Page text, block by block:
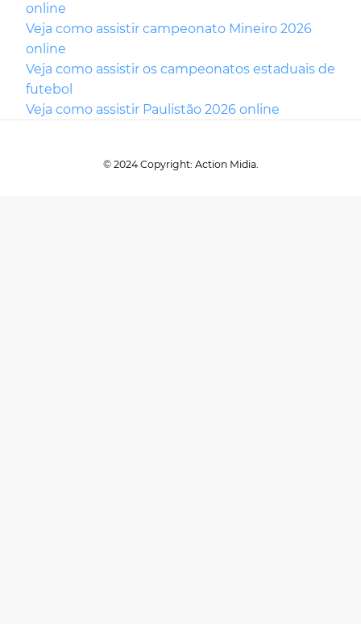
online
Veja como assistir campeonato Mineiro 2026
online
Veja como assistir os campeonatos estaduais de
futebol
Veja como assistir Paulistão 2026 online
© 2024 Copyright: Action Midia.